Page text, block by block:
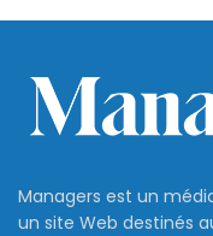
Managers est un
un site Web destinés